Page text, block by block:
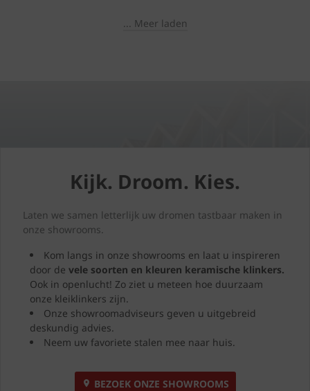
... Meer laden
Kijk. Droom. Kies.
Laten we samen letterlijk uw dromen tastbaar maken in
onze showrooms.
Kom langs in onze showrooms en laat u inspireren
door de vele soorten en kleuren keramische klinkers.
Ook in openlucht! Zo ziet u meteen hoe duurzaam
onze kleiklinkers zijn.
Onze showroomadviseurs geven u uitgebreid
deskundig advies.
Neem uw favoriete stalen mee naar huis.
BEZOEK ONZE SHOWROOMS